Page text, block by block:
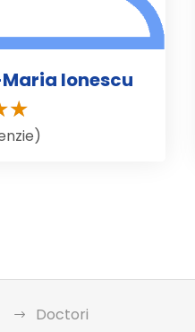
Ionescu
Doctori